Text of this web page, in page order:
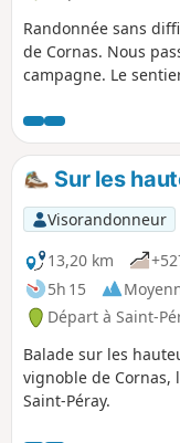
Randonnée sans
de Cornas. Nous
campagne. Le
la déviation de St-
Cornas, puis
la station essence
niveaux (entre 3 et
Sur les
Visorandonneur
13,20 km
5h 15
Départ à Saint-
Balade sur les
vignoble de Cornas,
Saint-Péray.